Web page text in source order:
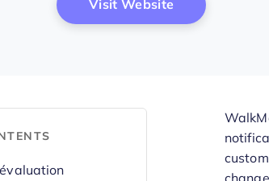
Visit Website Opens New